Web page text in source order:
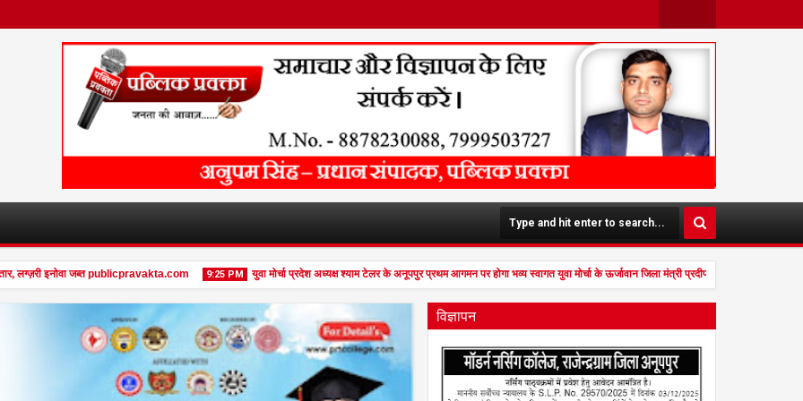
Twit
Face
Boo
K
इनोवा जब्त publicpravakta.com 9:25 PM
Feb
युवा मोर्चा प्रदेश अध्यक्ष श्याम टेलर के अनूपपुर प्रथम आगमन पर होगा भव्य स्वागत युवा मोर्चा के ऊर्जावान जिला मंत्री प्रदीप मिश्रा ने सभी युवाओं से
विज्ञापन